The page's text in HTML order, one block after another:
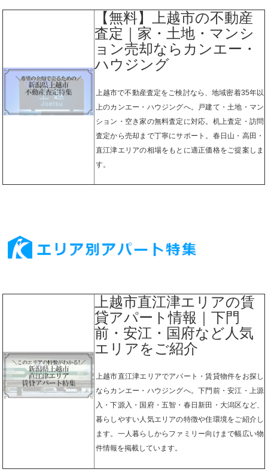
【無料】上越市の不動産
査定｜家・土地・マンシ
ョン売却ならカンエー・
ハウジング
上越市で不動産査定をご検討なら、地域密着35年以
上のカンエー・ハウジングへ。戸建て・土地・マン
ション・空き家の無料査定に対応。机上査定・訪問
査定から売却まで丁寧にサポート。春日山・高田・
直江津エリアの相場をもとに適正価格をご提案しま
す。
上越市直江津エリアの賃
貸アパート情報｜下門
前・安江・国府など人気
エリアをご紹介
上越市直江津エリアでアパート・賃貸物件をお探し
ならカンエー・ハウジングへ。下門前・安江・上源
入・下源入・国府・五智・春日新田・大潟区など、
暮らしやすい人気エリアの特徴や住環境をご紹介し
ます。一人暮らしからファミリー向けまで幅広い物
件情報を掲載しています。